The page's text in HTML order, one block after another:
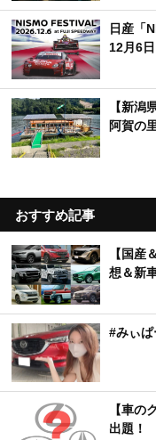
日産「
12月6
【新潟
阿賀の
おすすめ記事
【国産
想＆新
#みぃぱ
【車の
出題！